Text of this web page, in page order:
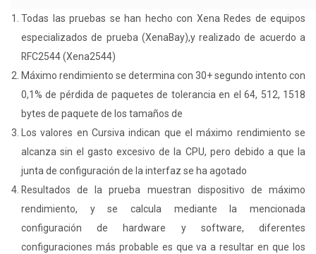
Todas las pruebas se han hecho con Xena Redes de equipos
especializados de prueba (XenaBay),y realizado de acuerdo a
RFC2544 (Xena2544)
Máximo rendimiento se determina con 30+ segundo intento con
0,1% de pérdida de paquetes de tolerancia en el 64, 512, 1518
bytes de paquete de los tamaños de
Los valores en Cursiva indican que el máximo rendimiento se
alcanza sin el gasto excesivo de la CPU, pero debido a que la
junta de configuración de la interfaz se ha agotado
Resultados de la prueba muestran dispositivo de máximo
rendimiento, y se calcula mediante la mencionada
configuración de hardware y software, diferentes
configuraciones más probable es que va a resultar en que los